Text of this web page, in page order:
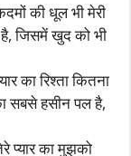
की धूल भी मेरी
है, जिसमें खुद को भी
का रिश्ता कितना
सबसे हसीन पल है,
प्यार का मुझको